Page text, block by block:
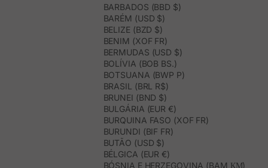
BARBADOS (BBD $)
BARÉM (USD $)
BELIZE (BZD $)
BENIM (XOF FR)
BERMUDAS (USD $)
BOLÍVIA (BOB BS.)
BOTSUANA (BWP P)
BRASIL (BRL R$)
BRUNEI (BND $)
BULGÁRIA (EUR €)
BURQUINA FASO (XOF FR)
BURUNDI (BIF FR)
BUTÃO (USD $)
BÉLGICA (EUR €)
BÓSNIA E HERZEGOVINA (BAM КМ)